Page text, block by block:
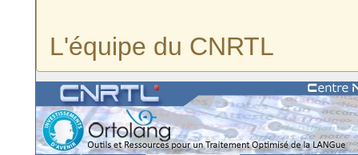
L'équipe du CNRTL